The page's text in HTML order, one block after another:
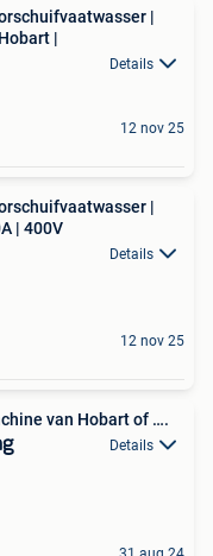
|
|
Details
12 nov 25
|
| 400V
Details
12 nov 25
van Hobart of ….
Details